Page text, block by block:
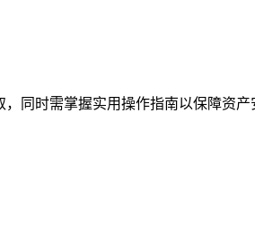
同时需掌握实用操作指南以保障资